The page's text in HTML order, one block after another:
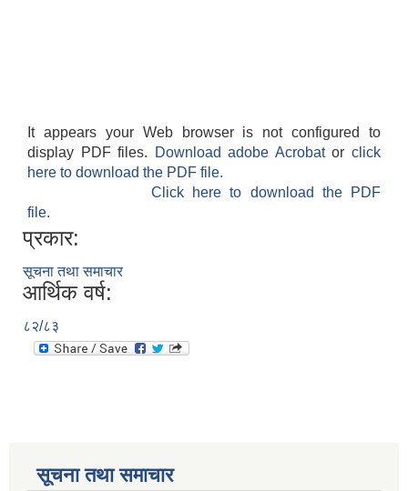
It appears your Web browser is not configured to
display PDF files.
Download adobe Acrobatorclick
here to download the PDF file.
Click here to download the PDF
file.
प्रकार:
सूचना तथा समाचार
आर्थिक वर्ष:
८२/८३
सूचना तथा समाचार